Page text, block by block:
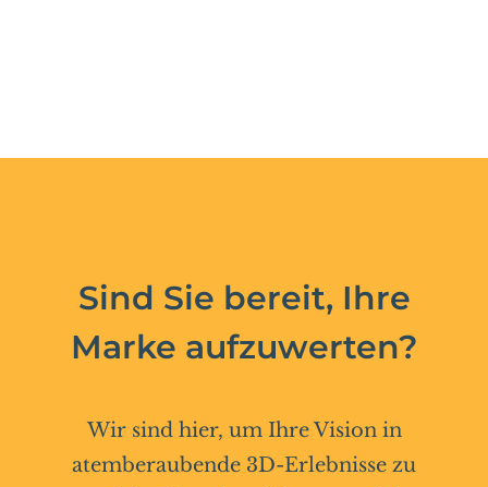
Sind Sie bereit, Ihre
Marke aufzuwerten?
Wir sind hier, um Ihre Vision in
atemberaubende 3D-Erlebnisse zu